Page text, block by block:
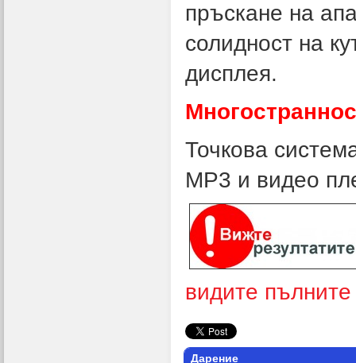
пръскане на
солидност на
дисплея.
Точкова
MP3 и видео
видите пълните
Дарение